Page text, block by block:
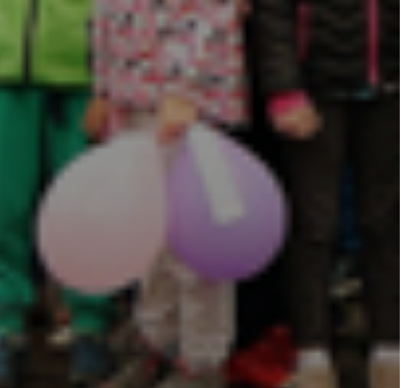
VÁROSHÁZA
AZ
ÖNKORMÁNYZAT
KÉPVISELŐ-
TESTÜLET
VÁROSRENDÉSZET
TÁJÉKOZTATÓK
ÁTLÁTHATÓSÁG